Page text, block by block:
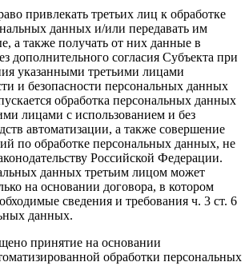
привлекать третьих лиц к обработке
данных и/или передавать им
а также получать от них данные в
дополнительного согласия Субъекта при
указанными третьими лицами
и безопасности персональных данных
обработка персональных данных
лицами с использованием и без
автоматизации, а также совершение
по обработке персональных данных, не
Российской Федерации.
данных третьим лицом может
на основании договора, в котором
сведения и требования ч. 3 ст. 6
данных.
принятие на основании
обработки персональных